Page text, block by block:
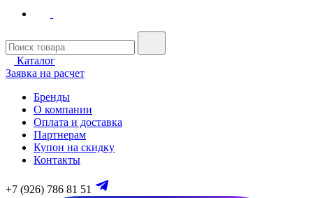
Каталог
Заявка на расчет
Бренды
О компании
Оплата и доставка
Партнерам
Купон на скидку
Контакты
+7 (926) 786 81 51